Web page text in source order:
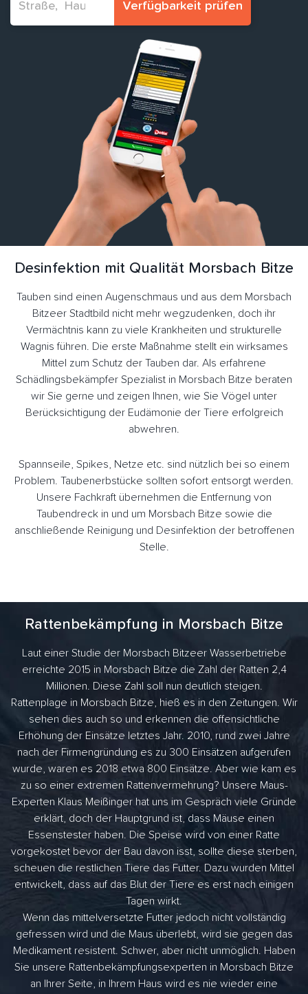
Verfügbarkeit prüfen
Desinfektion mit Qualität Morsbach Bitze
Tauben sind einen Augenschmaus und aus dem Morsbach
Bitzeer Stadtbild nicht mehr wegzudenken, doch ihr
Vermächtnis kann zu viele Krankheiten und strukturelle
Wagnis führen. Die erste Maßnahme stellt ein wirksames
Mittel zum Schutz der Tauben dar. Als erfahrene
Schädlingsbekämpfer Spezialist in Morsbach Bitze beraten
wir Sie gerne und zeigen Ihnen, wie Sie Vögel unter
Berücksichtigung der Eudämonie der Tiere erfolgreich
abwehren.
Spannseile, Spikes, Netze etc. sind nützlich bei so einem
Problem. Taubenerbstücke sollten sofort entsorgt werden.
Unsere Fachkraft übernehmen die Entfernung von
Taubendreck in und um Morsbach Bitze sowie die
anschließende Reinigung und Desinfektion der betroffenen
Stelle.
Rattenbekämpfung in Morsbach Bitze
Laut einer Studie der Morsbach Bitzeer Wasserbetriebe
erreichte 2015 in Morsbach Bitze die Zahl der Ratten 2,4
Millionen. Diese Zahl soll nun deutlich steigen.
Rattenplage in Morsbach Bitze, hieß es in den Zeitungen. Wir
sehen dies auch so und erkennen die offensichtliche
Erhöhung der Einsätze letztes Jahr. 2010, rund zwei Jahre
nach der Firmengründung es zu 300 Einsätzen aufgerufen
wurde, waren es 2018 etwa 800 Einsätze. Aber wie kam es
zu so einer extremen Rattenvermehrung? Unsere Maus-
Experten Klaus Meißinger hat uns im Gespräch viele Gründe
erklärt, doch der Hauptgrund ist, dass Mäuse einen
Essenstester haben. Die Speise wird von einer Ratte
vorgekostet bevor der Bau davon isst, sollte diese sterben,
scheuen die restlichen Tiere das Futter. Dazu wurden Mittel
entwickelt, dass auf das Blut der Tiere es erst nach einigen
Tagen wirkt.
Wenn das mittelversetzte Futter jedoch nicht vollständig
gefressen wird und die Maus überlebt, wird sie gegen das
Medikament resistent. Schwer, aber nicht unmöglich. Haben
Sie unsere Rattenbekämpfungsexperten in Morsbach Bitze
an Ihrer Seite, in Ihrem Haus wird es nie wieder eine